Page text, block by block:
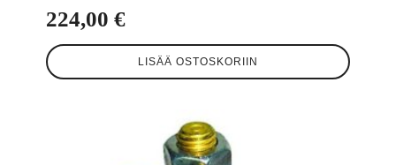
224,00 €
LISÄÄ OSTOSKORIIN